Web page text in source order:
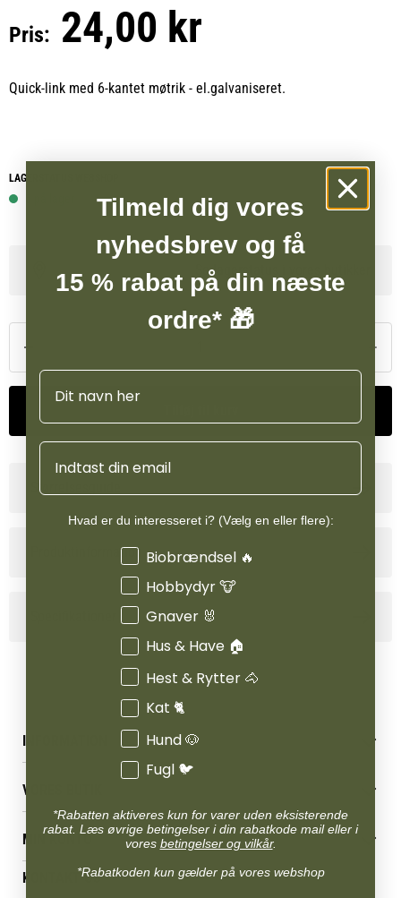
Pris: 24,00 kr
Quick-link med 6-kantet møtrik - el.galvaniseret.
LAGERSTATUS WEBSHOP
Se lagerstatus i vores butikker
Størrelsesguide
Produktinformation
INFORMATION
Betingelser & vilkår
Reklamations- & fortrydelsesret
Levering & afhentning
Følg din bestilling
Persondatapolitik
Cookies
VORES BUTIK
Vores butikker
Job
Mærker
Om os
MIN KONTO
Administrer min konto
KONTAKT OS
Tilmeld dig vores
nyhedsbrev og få
15 % rabat på din næste
ordre* 🎁
Navn
Email
Hvad er du interesseret i? (Vælg en eller flere):
Interesser
Biobrændsel 🔥
Hobbydyr 🐮
Gnaver 🐰
Hus & Have 🏠
Hest & Rytter 🐴
Kat 🐈
Hund 🐶
Fugl 🐦
*Rabatten aktiveres kun for varer uden eksisterende
rabat. Læs øvrige betingelser i din rabatkode mail eller i
vores betingelser og vilkår.
*Rabatkoden kun gælder på vores webshop